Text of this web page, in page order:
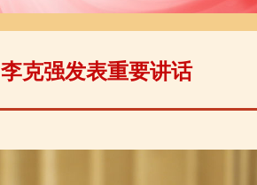
李克强发表重要讲话